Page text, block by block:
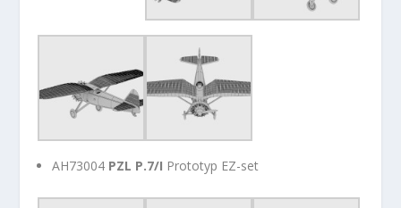
AH73004 PZL P.7/I Prototyp EZ-set